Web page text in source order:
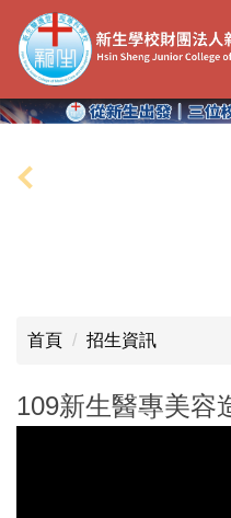
到
主
要
內
區
首頁 招生資訊
109新生醫專美容